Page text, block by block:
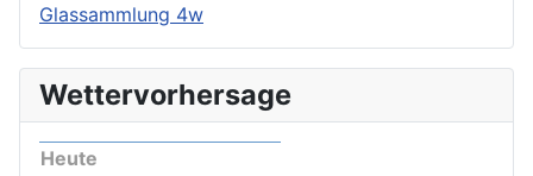
Glassammlung 4w
Wettervorhersage
Heute